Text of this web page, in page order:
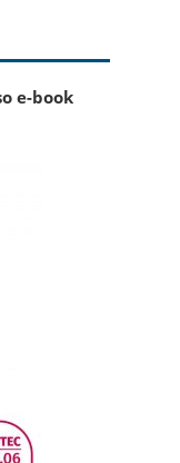
e-book